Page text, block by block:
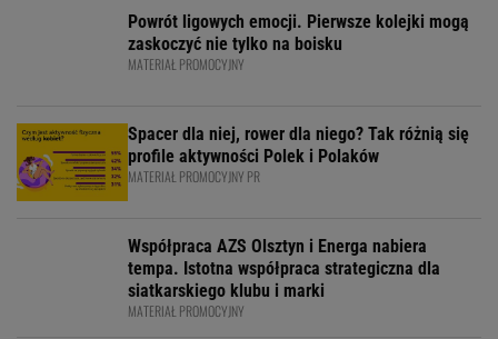
Powrót ligowych emocji. Pierwsze kolejki mogą
zaskoczyć nie tylko na boisku
MATERIAŁ PROMOCYJNY
Spacer dla niej, rower dla niego? Tak różnią się
profile aktywności Polek i Polaków
MATERIAŁ PROMOCYJNY PR
Współpraca AZS Olsztyn i Energa nabiera
tempa. Istotna współpraca strategiczna dla
siatkarskiego klubu i marki
MATERIAŁ PROMOCYJNY